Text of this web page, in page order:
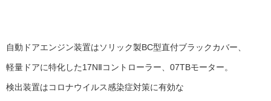
自動ドアエンジン装置はソリック製BC型直付ブラックカバー、
軽量ドアに特化した17NⅡコントローラー、07TBモーター。
検出装置はコロナウイルス感染症対策に有効な